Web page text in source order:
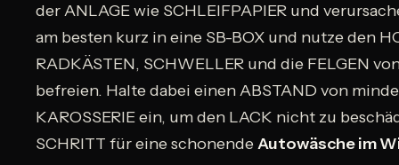
der ANLAGE wie SCHLEIFPAPIER und
am besten kurz in eine SB-BOX und nutze den
RADKÄSTEN, SCHWELLER und die FELGEN
befreien. Halte dabei einen ABSTAND von
KAROSSERIE ein, um den LACK nicht zu
SCHRITT für eine schonendeAutowäsche im